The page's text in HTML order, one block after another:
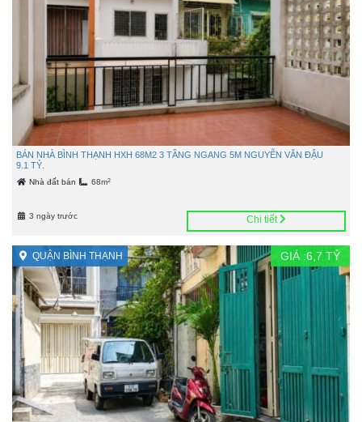
BÁN NHÀ BÌNH THẠNH HXH 68M2 3 TẦNG NGANG 5M NGUYỄN VĂN ĐẬU
9.1 TỶ.
Nhà đất bán 68m2
3 ngày trước Chi tiết
QUẬN BÌNH THẠNH GIÁ :6,7 TỶ